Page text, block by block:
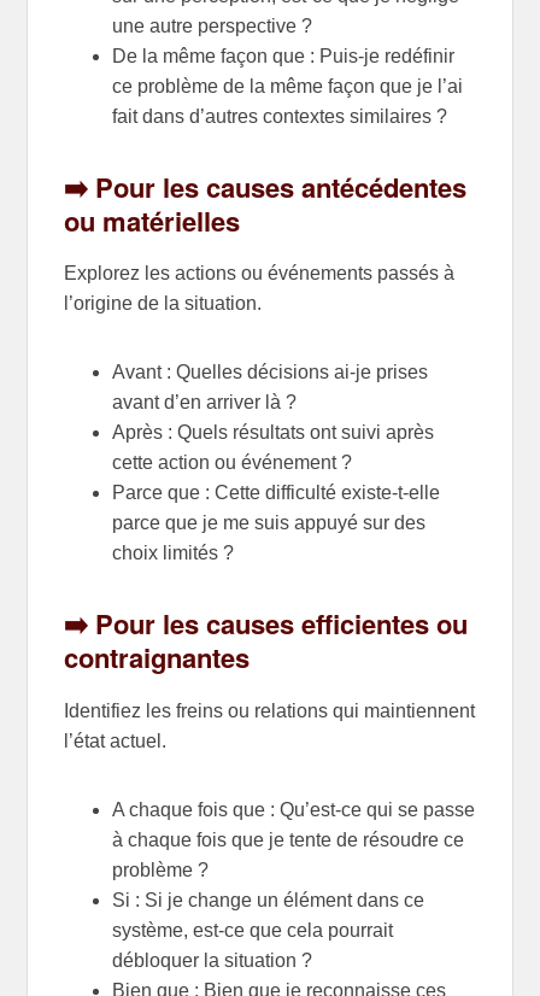
une autre perspective ?
De la même façon que : Puis-je redéfinir
ce problème de la même façon que je l’ai
fait dans d’autres contextes similaires ?
➡️ Pour les causes antécédentes
ou matérielles
Explorez les actions ou événements passés à
l’origine de la situation.
Avant : Quelles décisions ai-je prises
avant d’en arriver là ?
Après : Quels résultats ont suivi après
cette action ou événement ?
Parce que : Cette difficulté existe-t-elle
parce que je me suis appuyé sur des
choix limités ?
➡️ Pour les causes efficientes ou
contraignantes
Identifiez les freins ou relations qui maintiennent
l’état actuel.
A chaque fois que : Qu’est-ce qui se passe
à chaque fois que je tente de résoudre ce
problème ?
Si : Si je change un élément dans ce
système, est-ce que cela pourrait
débloquer la situation ?
Bien que : Bien que je reconnaisse ces